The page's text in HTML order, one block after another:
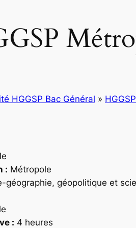
HGGSP Bac Général »
: Métropole
géographie, géopolitique et
: 4 heures